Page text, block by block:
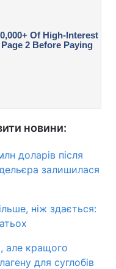
новини:
доларів після
залишилася
ніж здається:
але кращого
для суглобів